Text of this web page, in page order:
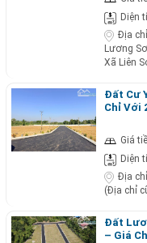
Diện
Địa
Lương
Xã Liên
Đất Cư
Chỉ Với
Giá
Diện
Địa
(Địa chỉ
Đất
– Giá